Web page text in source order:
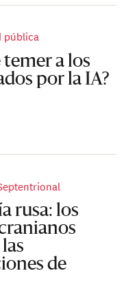
pública
temer a los
por la IA?
rusa: los
de